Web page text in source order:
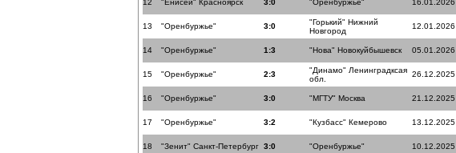
12 "Енисей" Красноярск 3:0 "Оренбуржье" 16.01.2026
13 "Оренбуржье" 3:0
"Горький" Нижний
Новгород
12.01.2026
14 "Оренбуржье" 1:3 "Нова" Новокуйбышевск 05.01.2026
15 "Оренбуржье" 2:3
"Динамо" Ленинградксая
обл.
26.12.2025
16 "Оренбуржье" 3:0 "МГТУ" Москва 21.12.2025
17 "Оренбуржье" 3:2 "Кузбасс" Кемерово 13.12.2025
18 "Зенит" Санкт-Петербург 3:0 "Оренбуржье" 10.12.2025